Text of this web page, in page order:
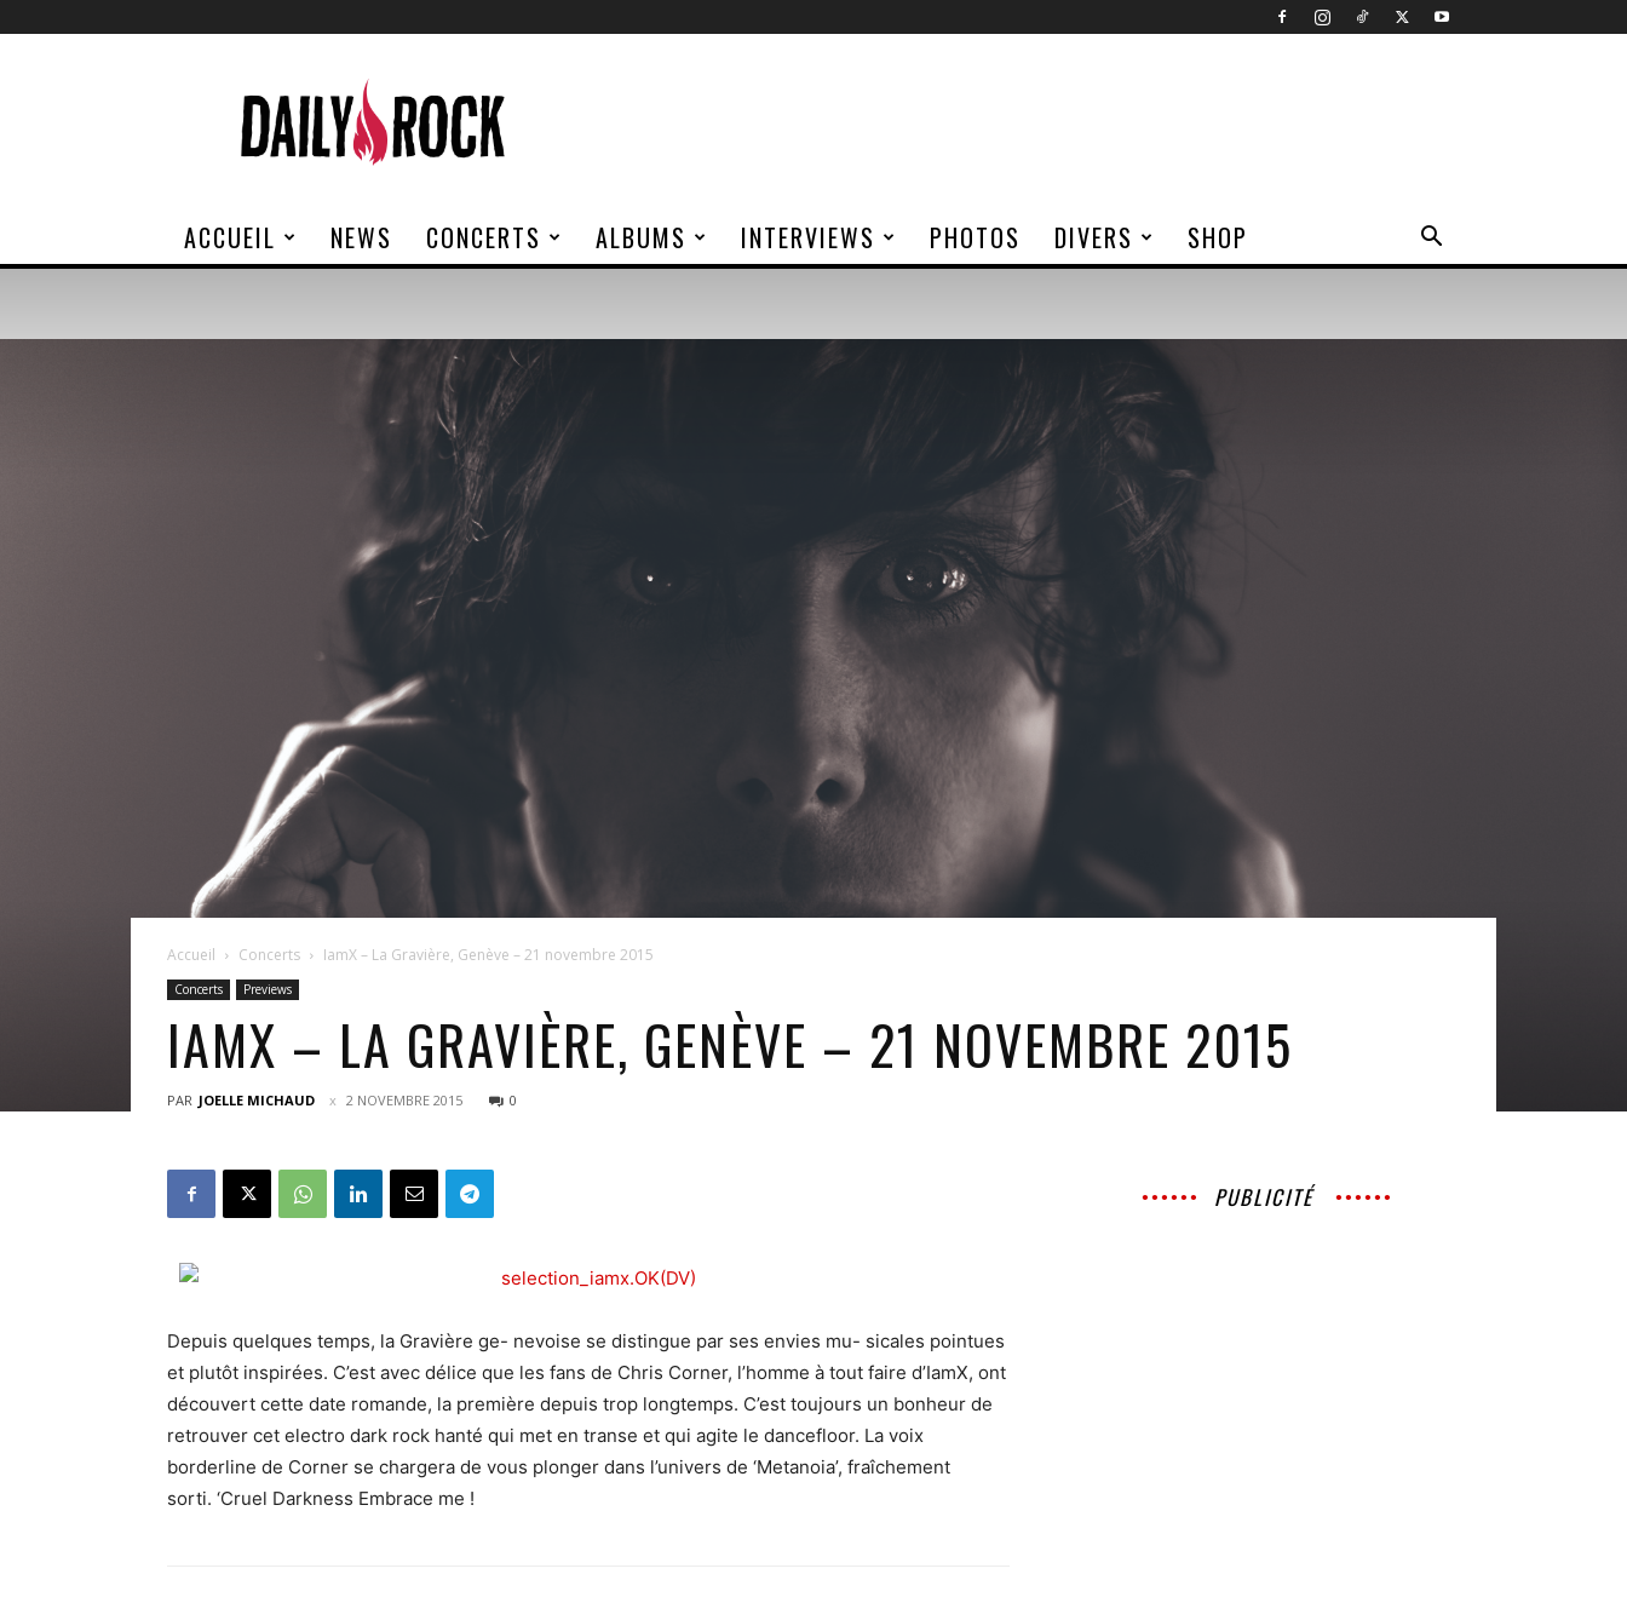
Rock
ACCUEIL NEWS CONCERTS ALBUMS INTERVIEWS PHOTOS DIVERS SHOP
Accueil Concerts IamX – La Gravière, Genève – 21 novembre 2015
Concerts Previews
IAMX – LA GRAVIÈRE, GENÈVE – 21 NOVEMBRE 2015
PAR JOELLE MICHAUD 2 NOVEMBRE 2015 0
Depuis quelques temps, la Gravière ge- nevoise se distingue par ses envies mu- sicales pointues
et plutôt inspirées. C’est avec délice que les fans de Chris Corner, l’homme à tout faire d’IamX, ont
découvert cette date romande, la première depuis trop longtemps. C’est toujours un bonheur de
retrouver cet electro dark rock hanté qui met en transe et qui agite le dancefloor. La voix
borderline de Corner se chargera de vous plonger dans l’univers de ‘Metanoia’, fraîchement
sorti. ‘Cruel Darkness Embrace me !
PUBLICITÉ